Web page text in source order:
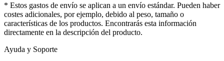
* Estos gastos de envío se aplican a un envío estándar. Pueden haber
costes adicionales, por ejemplo, debido al peso, tamaño o
características de los productos. Encontrarás esta información
directamente en la descripción del producto.
Ayuda y Soporte